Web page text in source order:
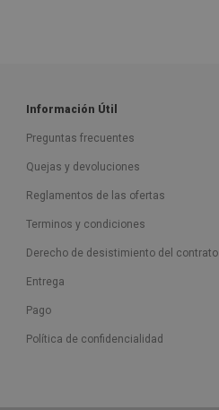
Información Útil
Preguntas frecuentes
Quejas y devoluciones
Reglamentos de las ofertas
Terminos y condiciones
Derecho de desistimiento del contrato
Entrega
Pago
Política de confidencialidad